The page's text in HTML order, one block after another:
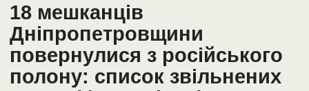
18 мешканців
Дніпропетровщини
повернулися з російського
полону: список звільнених